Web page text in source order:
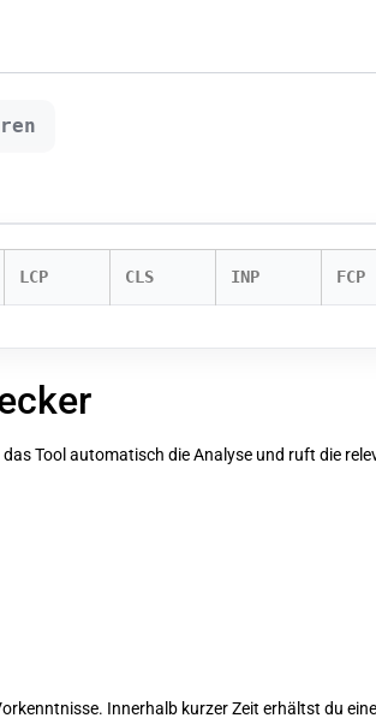
LCP CLS INP FCP
Tool automatisch die Analyse und ruft die
Innerhalb kurzer Zeit erhältst du